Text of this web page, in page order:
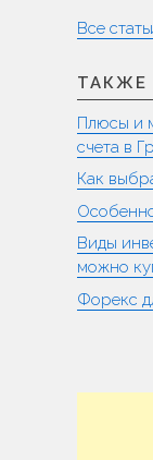
Все
ТАКЖЕ
Плюсы и
счета в
Как
Виды
можно
Форекс